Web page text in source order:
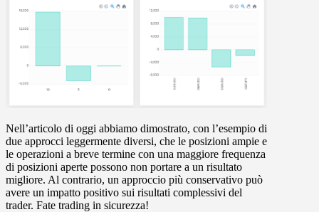
Nell’articolo di oggi abbiamo dimostrato, con l’esempio di
due approcci leggermente diversi, che le posizioni ampie e
le operazioni a breve termine con una maggiore frequenza
di posizioni aperte possono non portare a un risultato
migliore. Al contrario, un approccio più conservativo può
avere un impatto positivo sui risultati complessivi del
trader. Fate trading in sicurezza!